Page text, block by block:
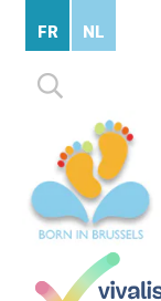
contenu
principal
Rechercher :
FR NL